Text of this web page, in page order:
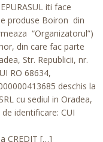
iti face
produse Boiron din
“Organizatorul”)
din care fac parte
Str. Republicii, nr.
RO 68634,
deschis la
cu sediul in Oradea,
identificare: CUI
CREDIT […]